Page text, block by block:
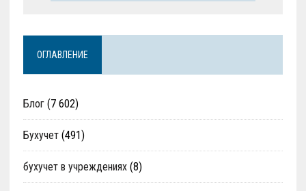
ОГЛАВЛЕНИЕ
Блог(7 602)
Бухучет(491)
бухучет в учреждениях(8)